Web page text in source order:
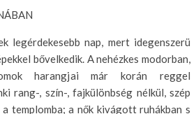
legérdekesebb nap, mert idegenszerü
bővelkedik. A nehézkes modorban,
harangjai már korán reggel
rang-, szín-, fajkülönbség nélkül, szép
templomba; a nők kivágott ruhákban s